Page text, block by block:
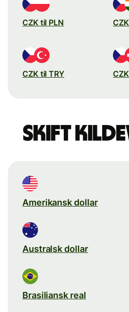
CZK til PLN
CZK til TRY
Skift
Amerikansk dollar
Australsk dollar
Brasiliansk real